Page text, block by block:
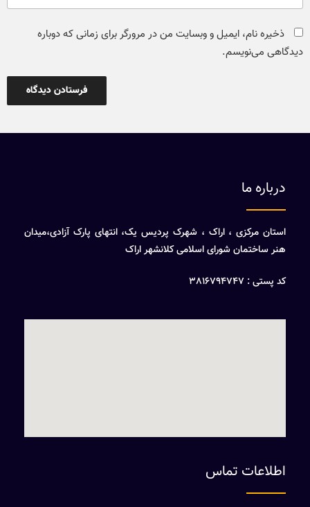
ذخیره نام، ایمیل و وبسایت من در مرورگر برای زمانی که دوباره
دیدگاهی می‌نویسم.
درباره ما
استان مرکزی ، اراک ، شهرک پردیس یک، انتهای پارک آزادی،میدان
هنر ساختمان شورای اسلامی کلانشهر اراک
کد پستی : 3816794747
اطلاعات تماس